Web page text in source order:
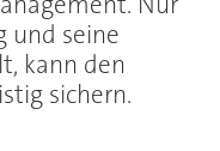
und seine
kann den
sichern.